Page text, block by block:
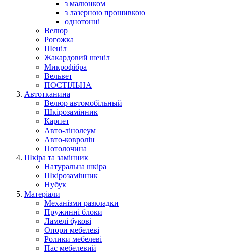
з малюнком
з лазерною прошивкою
однотонні
Велюр
Рогожка
Шеніл
Жакардовий шеніл
Микрофібра
Вельвет
ПОСТІЛЬНА
Автотканина
Велюр автомобільный
Шкірозамінник
Карпет
Авто-лінолеум
Авто-ковролін
Потолочина
Шкіра та замінник
Натуральна шкіра
Шкірозамінник
Нубук
Матеріали
Механізми разкладки
Пружинні блоки
Ламелі букові
Опори мебелеві
Ролики мебелеві
Пас мебелевий